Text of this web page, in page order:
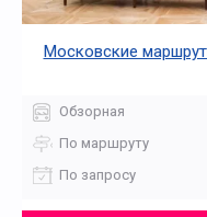
Московские
Обзорная
По маршруту
По запросу